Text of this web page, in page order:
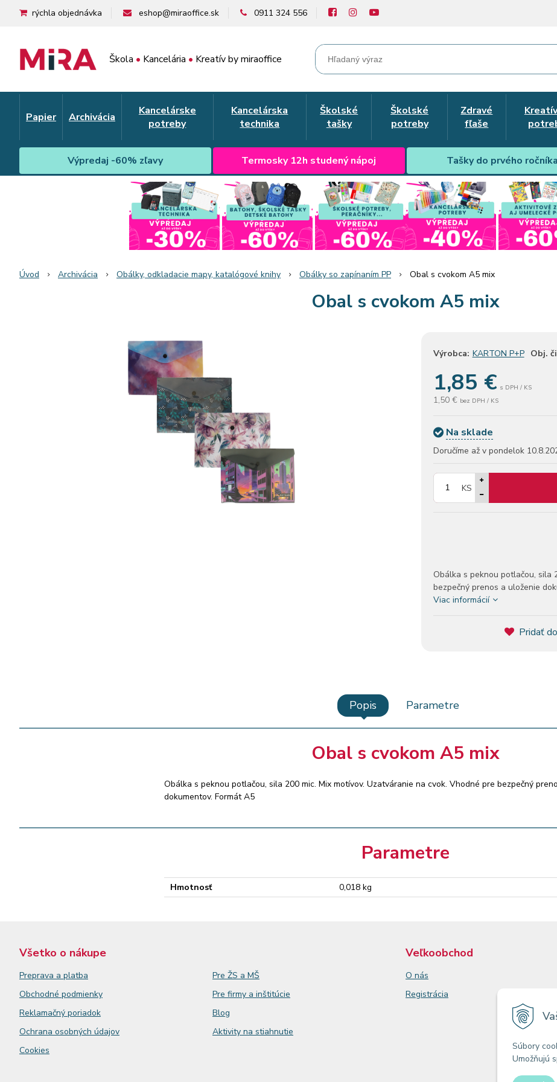
Súbory
Umožňujú
Škola • Kancelária • Kreatív by miraoffice
rýchla objednávka eshop@miraoffice.sk 0911 324 556
Papier Archivácia
Kancelárske
potreby
Kancelárska
technika
Školské
tašky
Školské
potreby
Zdravé
fľaše
Výpredaj -60% zľavy Termosky 12h studený nápoj Tašky do prvého ročníka
Úvod Archivácia Obálky, odkladacie mapy, katalógové knihy Obálky so zapínaním PP Obal s cvokom A5 mix
Obal s cvokom A5 mix
Výrobca: KARTON P+P Obj.
1,85 € s DPH / KS
1,50 € bez DPH / KS
Na sklade
Doručíme až v pondelok
KS
Obálka s peknou potlačou, sila
bezpečný prenos a uloženie
Viac informácií
Pridať
Popis Parametre
Obal s cvokom A5 mix
Obálka s peknou potlačou, sila 200 mic. Mix motívov. Uzatváranie na cvok. Vhodné pre bezpečný
dokumentov. Formát A5
Parametre
Hmotnosť 0,018 kg
Všetko o nákupe
Preprava a platba
Obchodné podmienky
Reklamačný poriadok
Ochrana osobných údajov
Cookies
Pre ŽS a MŠ
Pre firmy a inštitúcie
Blog
Aktivity na stiahnutie
Veľkoobchod
O nás
Registrácia